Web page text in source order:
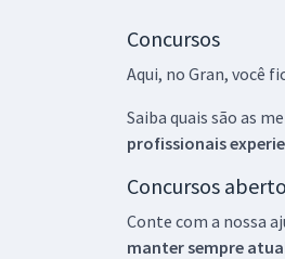
Concursos
Aqui, no Gran, você
Saiba quais são as
profissionais
Concursos
Conte com a nossa
manter sempre